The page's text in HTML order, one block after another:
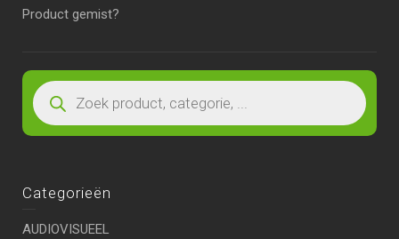
Product gemist?
Categorieën
AUDIOVISUEEL